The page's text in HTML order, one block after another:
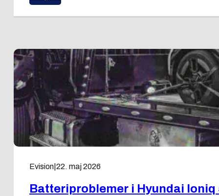
Evision 22. maj 2026
Batteriproblemer i Hyundai